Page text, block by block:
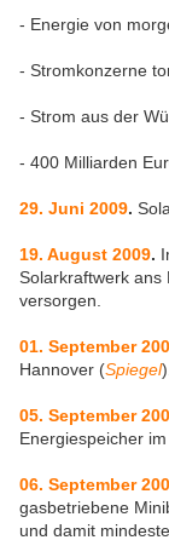
- Energie von
- Stromkonzerne
- Strom aus der
- 400 Milliarden
29. Juni 2009.
19. August 2009.
Solarkraftwerk ans
versorgen.
01. September
Hannover (Spiegel).
05. September
Energiespeicher
06. September
gasbetriebene
und damit